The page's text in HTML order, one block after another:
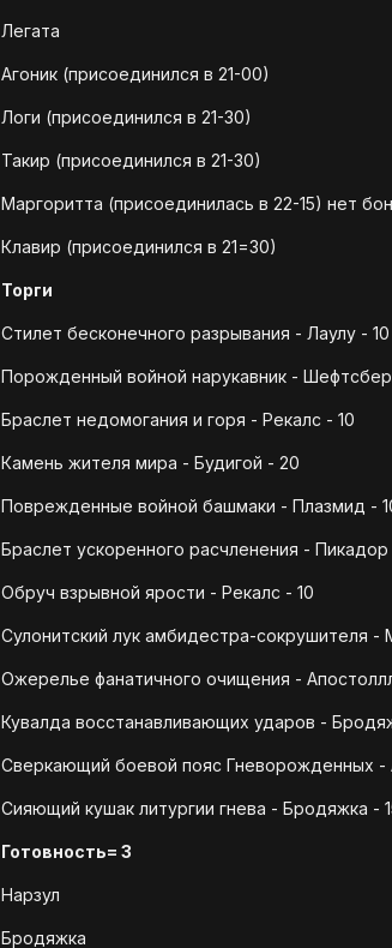
Легата
Агоник (присоединился в 21-00)
Логи (присоединился в 21-30)
Такир (присоединился в 21-30)
Маргоритта (присоединилась в 22-15) нет
Клавир (присоединился в 21=30)
Торги
Стилет бесконечного разрывания - Лаулу - 10
Порожденный войной нарукавник -
Браслет недомогания и горя - Рекалс - 10
Камень жителя мира - Будигой - 20
Поврежденные войной башмаки - Плазмид -
Браслет ускоренного расчленения - Пикадор
Обруч взрывной ярости - Рекалс - 10
Сулонитский лук амбидестра-сокрушителя -
Ожерелье фанатичного очищения -
Кувалда восстанавливающих ударов -
Сверкающий боевой пояс Гневорожденных -
Сияющий кушак литургии гнева - Бродяжка -
Готовность= 3
Нарзул
Бродяжка